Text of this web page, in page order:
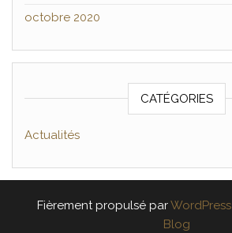
octobre 2020
CATÉGORIES
Actualités
Fièrement propulsé parWordPress
Blog